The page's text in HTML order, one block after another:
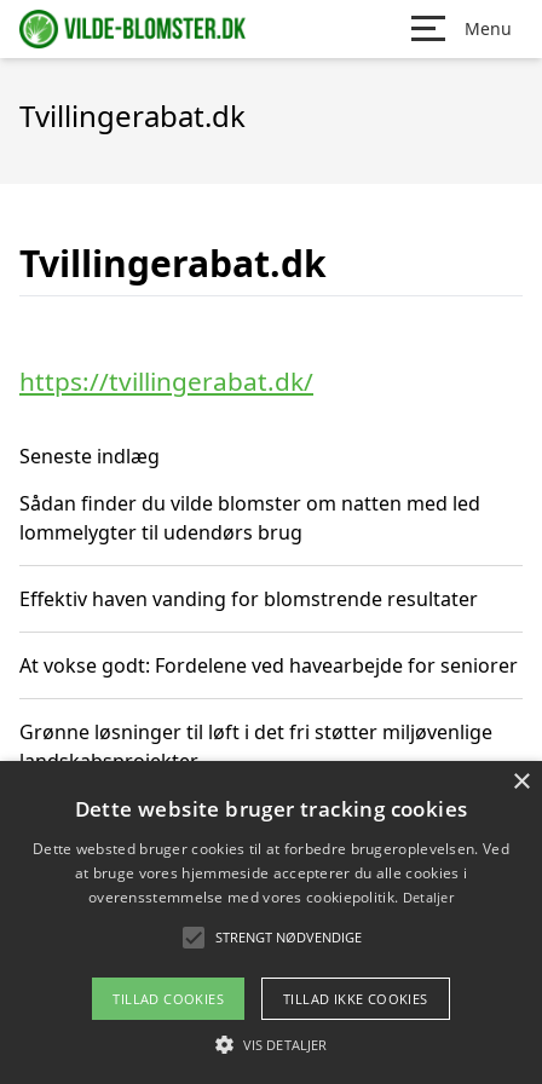
Menu
Tvillingerabat.dk
Tvillingerabat.dk
https://tvillingerabat.dk/
Seneste indlæg
Sådan finder du vilde blomster om natten med led
lommelygter til udendørs brug
Effektiv haven vanding for blomstrende resultater
At vokse godt: Fordelene ved havearbejde for seniorer
Grønne løsninger til løft i det fri støtter miljøvenlige
landskabsprojekter
Gør haven til et frirum for familien og naturen
Copyright 2026 - Pilanto Aps
Om / kontakt
Blog Betingelser
×
Dette website bruger tracking cookies
Dette websted bruger cookies til at forbedre brugeroplevelsen. Ved
at bruge vores hjemmeside accepterer du alle cookies i
overensstemmelse med vores cookiepolitik. Detaljer
STRENGT NØDVENDIGE
TILLAD COOKIES TILLAD IKKE COOKIES
VIS DETALJER